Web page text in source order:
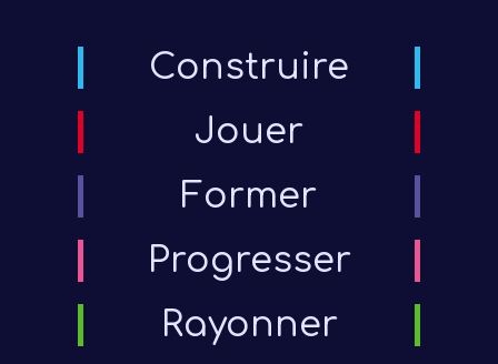
Construire
Jouer
Former
Progresser
Rayonner